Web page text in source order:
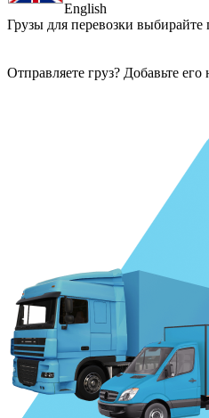
English
Грузы для перевозки выбирайте
Отправляете груз? Добавьте